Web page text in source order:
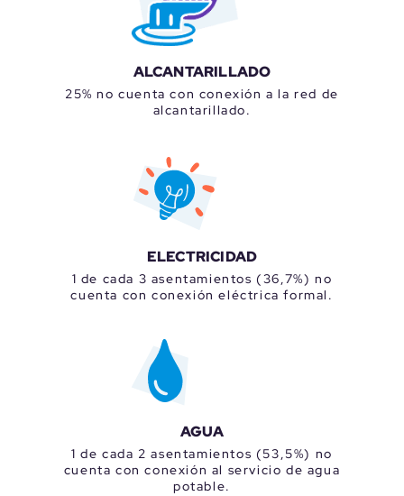
ALCANTARILLADO
25% no cuenta con conexión a la red de
alcantarillado.
ELECTRICIDAD
1 de cada 3 asentamientos (36,7%) no
cuenta con conexión eléctrica formal.
AGUA
1 de cada 2 asentamientos (53,5%) no
cuenta con conexión al servicio de agua
potable.